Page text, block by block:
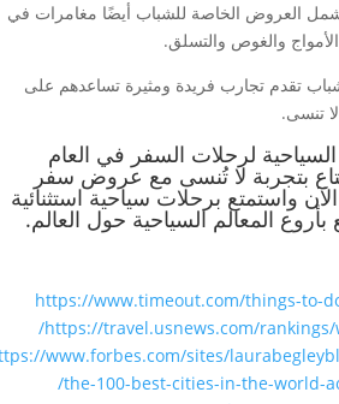
العروض الخاصة للشباب أيضًا مغامرات في
والغوص والتسلق.
تقدم تجارب فريدة ومثيرة تساعدهم على
تنسى.
لرحلات السفر في العام
بتجربة لا تُنسى مع عروض سفر
واستمتع برحلات سياحية استثنائية
بأروع المعالم السياحية حول العالم.
https://www.timeout.com/things-to-
https://travel.usnews.com/
www.forbes.com/sites/
the-100-best-cities-in-the-world-